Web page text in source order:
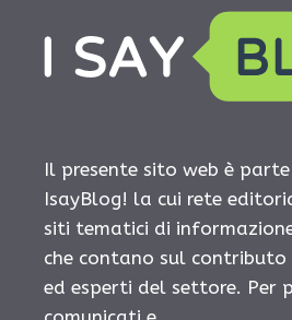
Il presente sito web è
IsayBlog! la cui rete
siti tematici di
che contano sul
ed esperti del settore. Per